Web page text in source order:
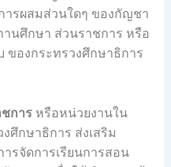
ารผสมส่วนใดๆ ของกัญชา
นศึกษา ส่วนราชการ หรือ
ของกระทรวงศึกษาธิการ
การหรือหน่วยงานใน
ศึกษาธิการ ส่งเสริม
รจัดการเรียนการสอน